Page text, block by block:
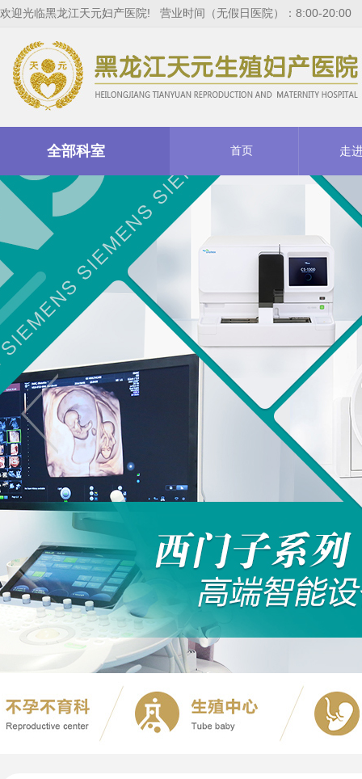
欢迎光临黑龙江天元妇产医院! 营业时间（无假日医院）：8:00-20:00
全部科室 首页 走